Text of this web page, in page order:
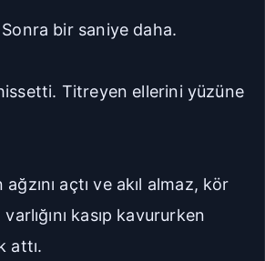
bir saniye daha.
Titreyen ellerini yüzüne
açtı ve akıl almaz, kör
kasıp kavururken
attı.